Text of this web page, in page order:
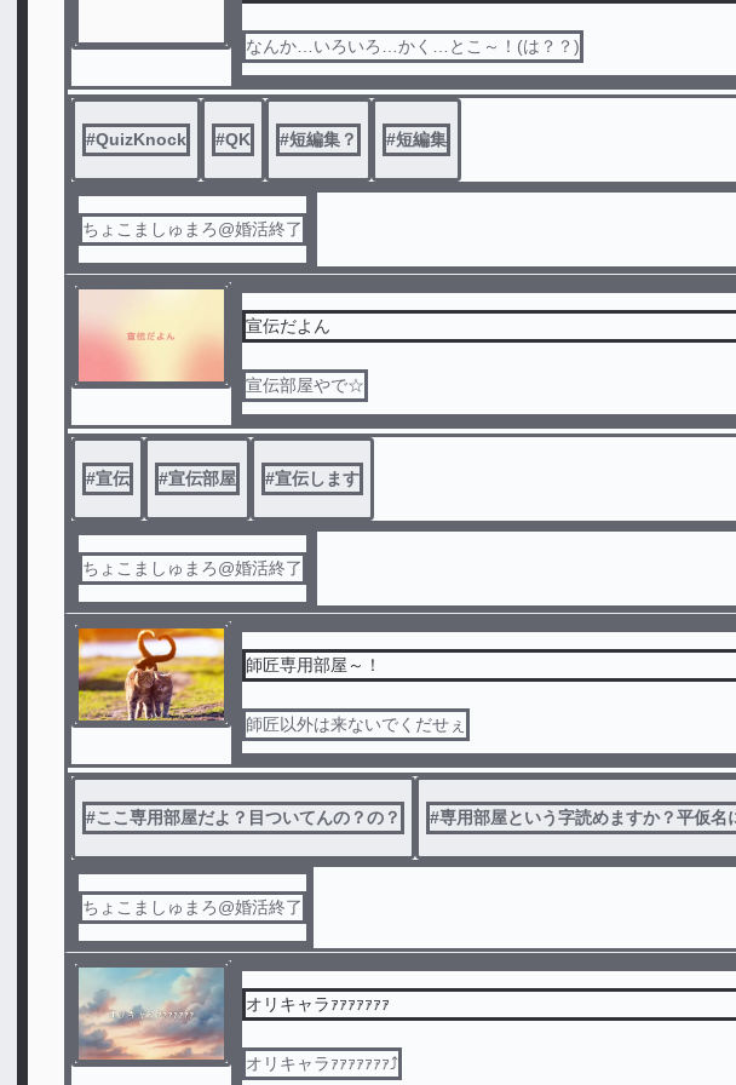
なんか…いろいろ…かく…とこ～！(は？？)
#QuizKnock #QK #短編集？ #短編集
ちょこましゅまろ@婚活終了
宣伝だよん
宣伝部屋やで☆
#宣伝 #宣伝部屋 #宣伝します
ちょこましゅまろ@婚活終了
師匠専用部屋～！
師匠以外は来ないでくだせぇ
#ここ専用部屋だよ？目ついてんの？の？ #専用部屋という字読めますか？平仮名
ちょこましゅまろ@婚活終了
オリキャラｧｧｧｧｧｧｧ
オリキャラｧｧｧｧｧｧｧ⤴